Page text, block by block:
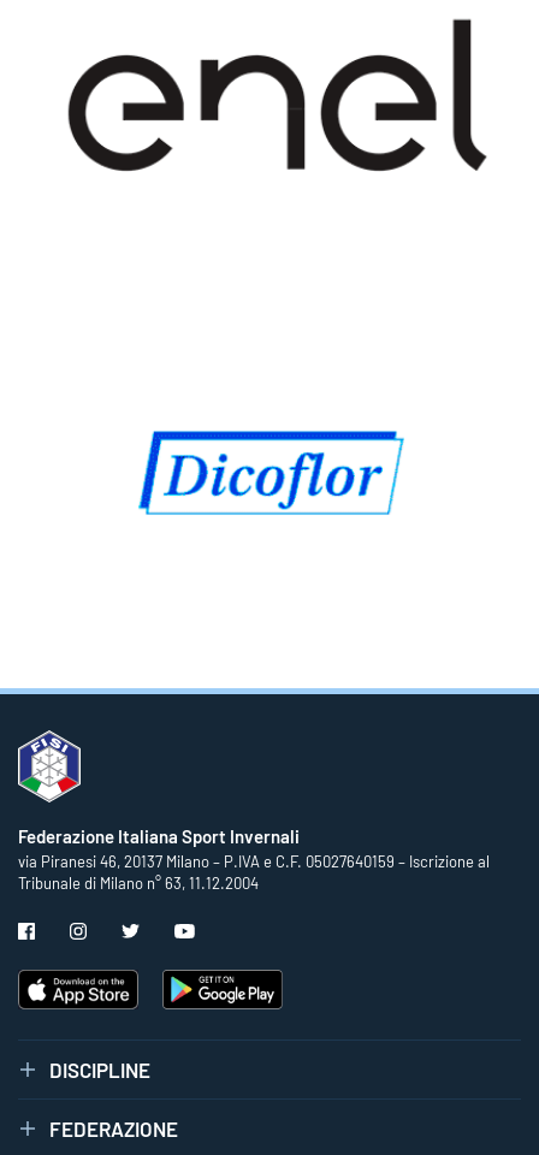
Federazione Italiana Sport Invernali
via Piranesi 46, 20137 Milano – P.IVA e C.F. 05027640159 – Iscrizione al
Tribunale di Milano n° 63, 11.12.2004
DISCIPLINE
FEDERAZIONE